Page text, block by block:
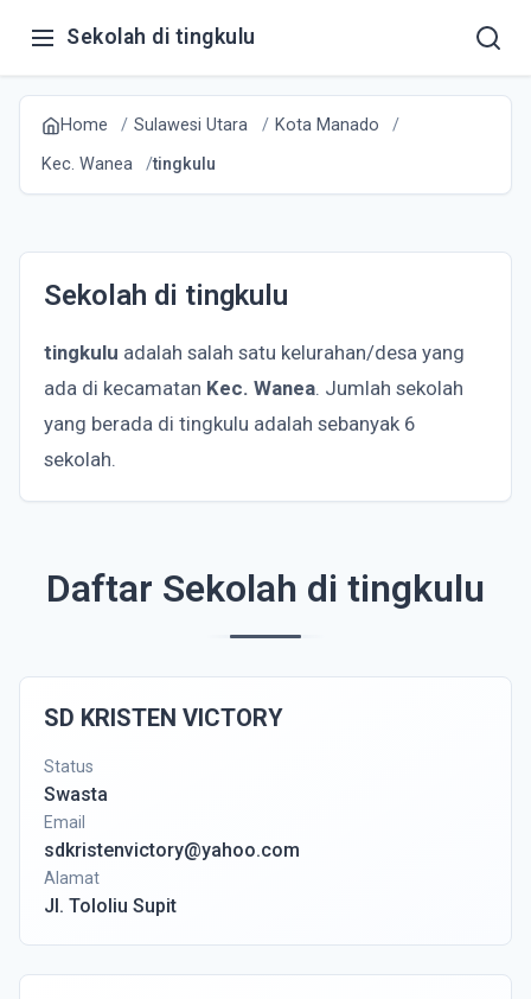
Sekolah di tingkulu
Home Sulawesi Utara
Kota Manado
Kec. Wanea
tingkulu
Sekolah di tingkulu
tingkulu adalah salah satu kelurahan/desa yang
ada di kecamatan Kec. Wanea. Jumlah sekolah
yang berada di tingkulu adalah sebanyak 6
sekolah.
Daftar Sekolah di tingkulu
SD KRISTEN VICTORY
Status
Swasta
Email
sdkristenvictory@yahoo.com
Alamat
Jl. Tololiu Supit